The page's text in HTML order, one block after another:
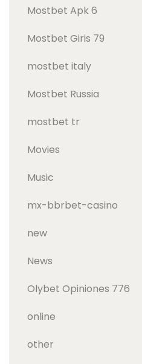
Mostbet Apk 6
Mostbet Giris 79
mostbet italy
Mostbet Russia
mostbet tr
Movies
Music
mx-bbrbet-casino
new
News
Olybet Opiniones 776
online
other